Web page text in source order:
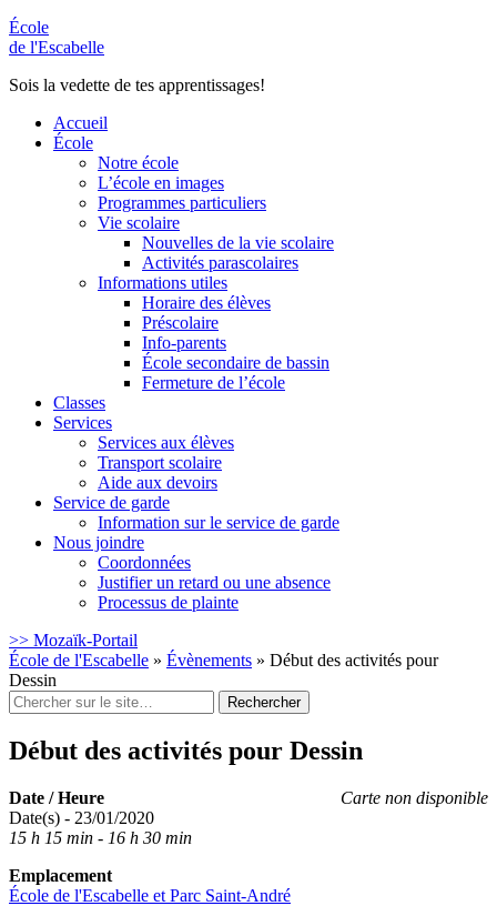
École
de l'Escabelle
Sois la vedette de tes apprentissages!
Accueil
École
Notre école
L’école en images
Programmes particuliers
Vie scolaire
Nouvelles de la vie scolaire
Activités parascolaires
Informations utiles
Horaire des élèves
Préscolaire
Info-parents
École secondaire de bassin
Fermeture de l’école
Classes
Services
Services aux élèves
Transport scolaire
Aide aux devoirs
Service de garde
Information sur le service de garde
Nous joindre
Coordonnées
Justifier un retard ou une absence
Processus de plainte
>> Mozaïk-Portail
École de l'Escabelle » Évènements » Début des activités pour
Dessin
Rechercher
:
Début des activités pour Dessin
Carte non disponible
Date / Heure
Date(s) - 23/01/2020
15 h 15 min - 16 h 30 min
Emplacement
École de l'Escabelle et Parc Saint-André